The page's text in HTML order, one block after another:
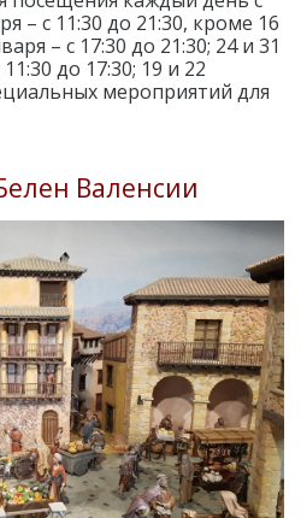
– с 11:30 до 21:30, кроме 16
– с 17:30 до 21:30; 24 и 31
до 17:30; 19 и 22
мероприятий для
Валенсии